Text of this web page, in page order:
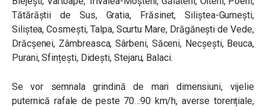
Tătărăștii de Sus, Gratia, Frăsinet, Siliștea-Gumești,
Siliștea, Cosmești, Talpa, Scurtu Mare, Drăgănești de Vede,
Drăcșenei, Zâmbreasca, Sârbeni, Săceni, Necșești, Beuca,
Purani, Sfințești, Didești, Stejaru, Balaci.
Se vor semnala grindină de mari dimensiuni, vijelie
puternică rafale de peste 70…90 km/h, averse torențiale,